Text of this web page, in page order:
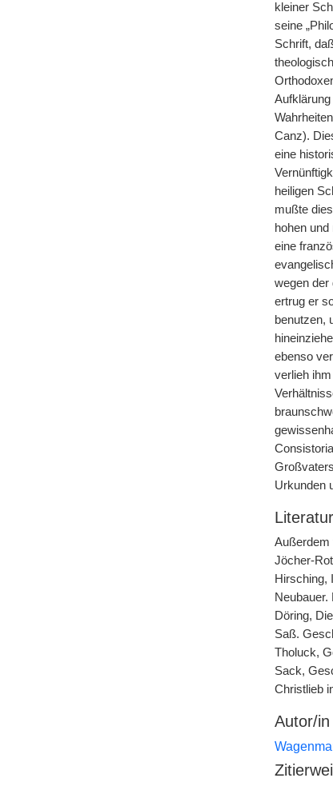
kleiner
seine
Schrift,
Canz).
eine
heiligen
mußte
hohen
eine
wegen der
ertrug er
benutzen,
ebenso
verlieh
Urkunden
Literatur
Außerdem
Jöcher-
Döring,
Saß.
Tholuck,
Sack,
Christlieb
Autor/in